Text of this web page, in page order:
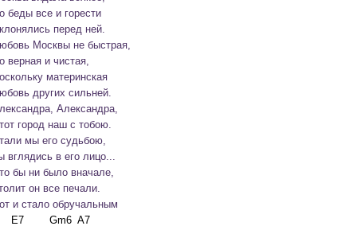
беды все и горести
перед ней.
Москвы не быстрая,
верная и чистая,
материнская
других сильней.
Александра,
город наш с тобою.
мы его судьбою,
вглядись в его лицо...
бы ни было вначале,
он все печали.
и стало обручальным